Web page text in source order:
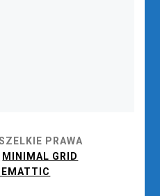
PRAWA
MINIMAL GRID